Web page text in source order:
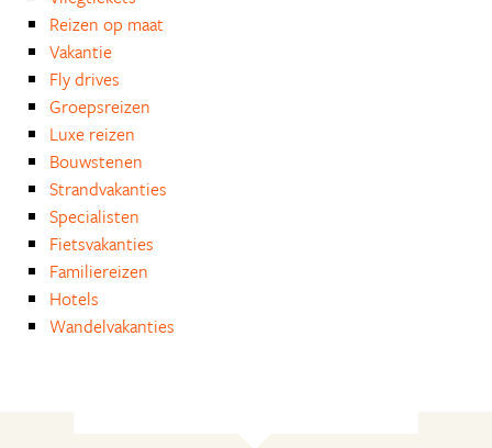
Reizen op maat
Vakantie
Fly drives
Groepsreizen
Luxe reizen
Bouwstenen
Strandvakanties
Specialisten
Fietsvakanties
Familiereizen
Hotels
Wandelvakanties